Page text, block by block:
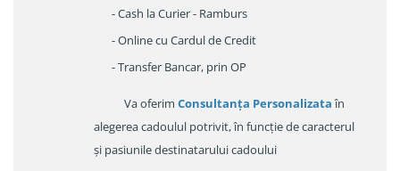
- Cash la Curier - Ramburs
- Online cu Cardul de Credit
- Transfer Bancar, prin OP
Va oferim Consultanța Personalizataîn
alegerea cadoulul potrivit, în funcție de caracterul
și pasiunile destinatarului cadoului